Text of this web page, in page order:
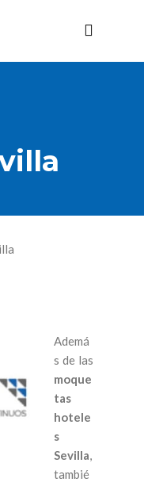
Ademá
s de las
moque
tas
hotele
s
Sevilla
tambié